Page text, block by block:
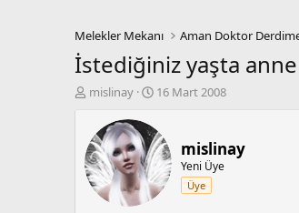
Melekler Mekanı Aman Doktor
İstediğiniz yaşta
K
b
u
y
u
mislinay
B
l
a
n
g
16 Mart 2008
mislinay
Yeni Üye
Üye